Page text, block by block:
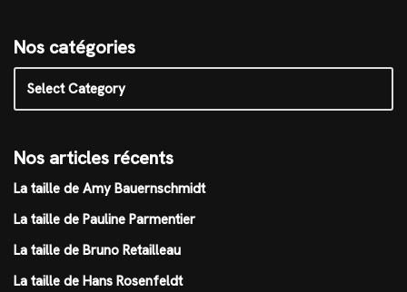
Nos catégories
Nos articles récents
La taille de Amy Bauernschmidt
La taille de Pauline Parmentier
La taille de Bruno Retailleau
La taille de Hans Rosenfeldt